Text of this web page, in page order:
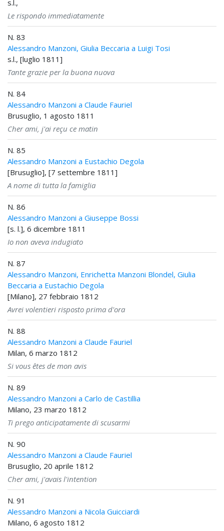
s.l.,
Le rispondo immediatamente
N. 83
Alessandro Manzoni, Giulia Beccaria a Luigi Tosi
s.l., [luglio 1811]
Tante grazie per la buona nuova
N. 84
Alessandro Manzoni a Claude Fauriel
Brusuglio, 1 agosto 1811
Cher ami, j'ai reçu ce matin
N. 85
Alessandro Manzoni a Eustachio Degola
[Brusuglio], [7 settembre 1811]
A nome di tutta la famiglia
N. 86
Alessandro Manzoni a Giuseppe Bossi
[s. l.], 6 dicembre 1811
Io non aveva indugiato
N. 87
Alessandro Manzoni, Enrichetta Manzoni Blondel, Giulia
Beccaria a Eustachio Degola
[Milano], 27 febbraio 1812
Avrei volentieri risposto prima d'ora
N. 88
Alessandro Manzoni a Claude Fauriel
Milan, 6 marzo 1812
Si vous êtes de mon avis
N. 89
Alessandro Manzoni a Carlo de Castillia
Milano, 23 marzo 1812
Ti prego anticipatamente di scusarmi
N. 90
Alessandro Manzoni a Claude Fauriel
Brusuglio, 20 aprile 1812
Cher ami, j'avais l'intention
N. 91
Alessandro Manzoni a Nicola Guicciardi
Milano, 6 agosto 1812